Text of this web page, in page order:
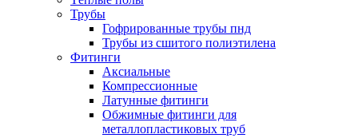
Трубы
Гофрированные трубы пнд
Трубы из сшитого полиэтилена
Фитинги
Аксиальные
Компрессионные
Латунные фитинги
Обжимные фитинги для
металлопластиковых труб